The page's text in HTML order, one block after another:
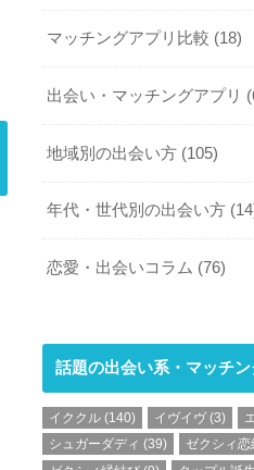
マッチングアプリ比較 (18)
出会い・マッチングアプリ
地域別の出会い方 (105)
年代・世代別の出会い方
恋愛・出会いコラム (76)
話題の出会い系・マッチン
イククル (140) イヴイヴ(3)
シュガーダディ (39) ゼクシィ恋